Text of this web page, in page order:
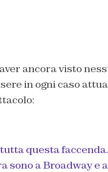
ancora visto
in ogni caso
questa
sono a Broadway e